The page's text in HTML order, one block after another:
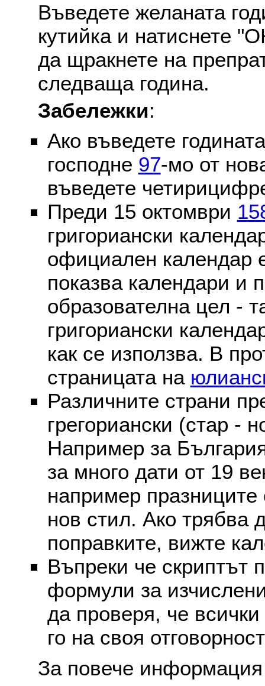
Въведете желаната
кутийка и натиснете
да щракнете на
следваща година.
Забележки:
Ако въведете
господне 97-мо от
въведете
Преди 15 октомври
григориански
официален календар
показва календари и
образователна цел -
григориански
как се използва. В
страницата на
Различните страни
грегориански (стар -
Например за
за много дати от 19
например празниците
нов стил. Ако трябва
поправките, вижте
Въпреки че скриптът
формули за
да проверя, че
го на своя
За повече информация